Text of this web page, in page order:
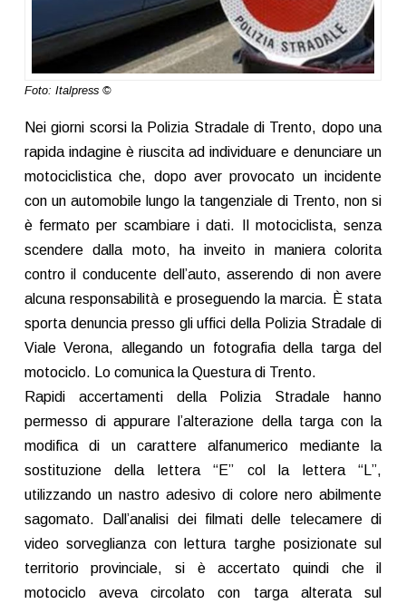
Foto: Italpress ©
Nei giorni scorsi la Polizia Stradale di Trento, dopo una
rapida indagine è riuscita ad individuare e denunciare un
motociclistica che, dopo aver provocato un incidente
con un automobile lungo la tangenziale di Trento, non si
è fermato per scambiare i dati. Il motociclista, senza
scendere dalla moto, ha inveito in maniera colorita
contro il conducente dell’auto, asserendo di non avere
alcuna responsabilità e proseguendo la marcia. È stata
sporta denuncia presso gli uffici della Polizia Stradale di
Viale Verona, allegando un fotografia della targa del
motociclo. Lo comunica la Questura di Trento.
Rapidi accertamenti della Polizia Stradale hanno
permesso di appurare l’alterazione della targa con la
modifica di un carattere alfanumerico mediante la
sostituzione della lettera “E” col la lettera “L”,
utilizzando un nastro adesivo di colore nero abilmente
sagomato. Dall’analisi dei filmati delle telecamere di
video sorveglianza con lettura targhe posizionate sul
territorio provinciale, si è accertato quindi che il
motociclo aveva circolato con targa alterata sul